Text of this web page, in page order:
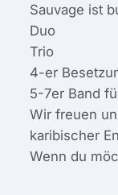
Sauvage ist
Duo
Trio
4-er
5-7er Band
Wir freuen
karibischer
Wenn du